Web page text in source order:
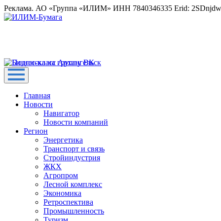
Реклама. АО «Группа «ИЛИМ» ИНН 7840346335 Erid:
Главная
Новости
Навигатор
Новости компаний
Регион
Энергетика
Транспорт и связь
Стройиндустрия
ЖКХ
Агропром
Лесной комплекс
Экономика
Ретроспектива
Промышленность